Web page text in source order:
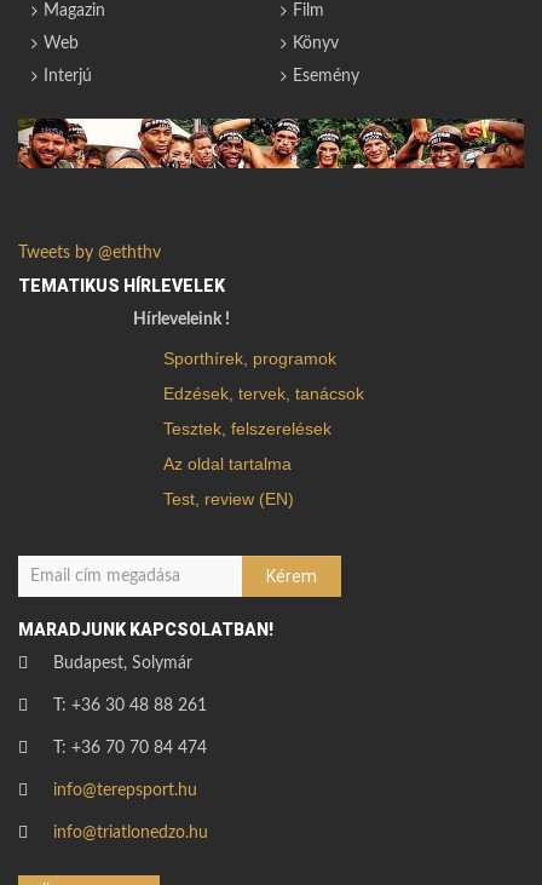
Magazin
Web
Interjú
Film
Könyv
Esemény
Tweets by @eththv
TEMATIKUS HÍRLEVELEK
Hírleveleink !
Sporthírek, programok
Edzések, tervek, tanácsok
Tesztek, felszerelések
Az oldal tartalma
Test, review (EN)
MARADJUNK KAPCSOLATBAN!
Budapest, Solymár
T: +36 30 48 88 261
T: +36 70 70 84 474
info@terepsport.hu
info@triatlonedzo.hu